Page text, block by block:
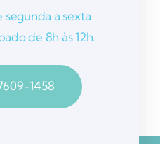
segunda a sexta
de 8h às 12h.
1458